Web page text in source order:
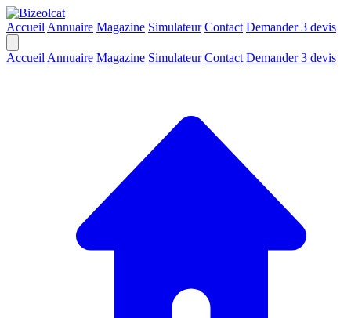
Accueil Annuaire Magazine Simulateur Contact Demander 3 devis
Accueil Annuaire Magazine Simulateur Contact Demander 3 devis